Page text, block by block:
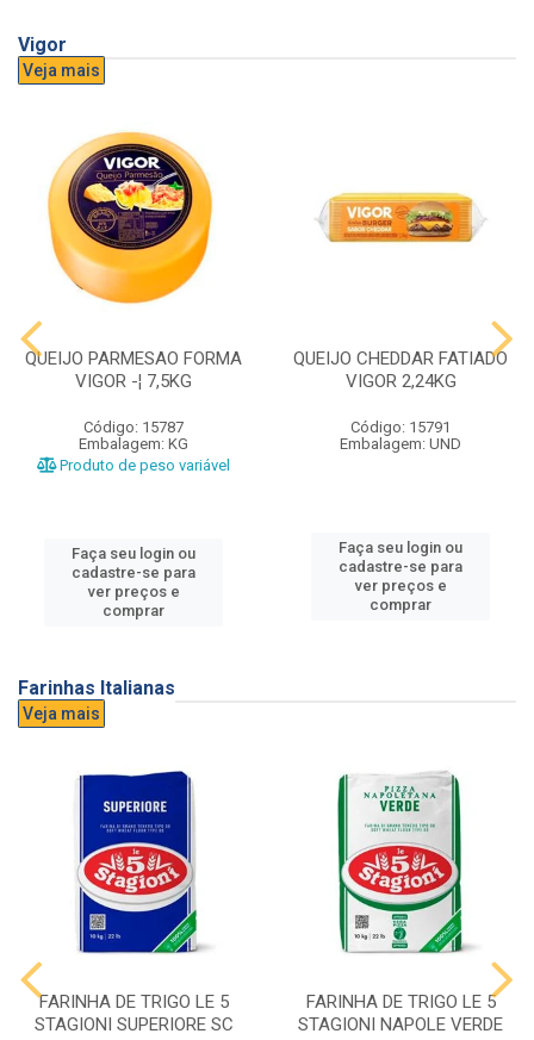
Vigor
Veja mais
QUEIJO PARMESAO FORMA
VIGOR -¦ 7,5KG
Código: 15787
Embalagem: KG
Produto de peso variável
Faça seu login ou
cadastre-se para
ver preços e
comprar
QUEIJO CHEDDAR FATIADO
VIGOR 2,24KG
Código: 15791
Embalagem: UND
Faça seu login ou
cadastre-se para
ver preços e
comprar
Farinhas Italianas
Veja mais
FARINHA DE TRIGO LE 5
STAGIONI SUPERIORE SC
FARINHA DE TRIGO LE 5
STAGIONI NAPOLE VERDE